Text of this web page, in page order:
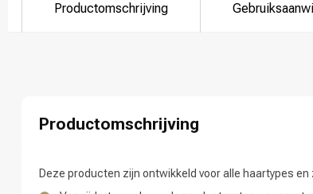
Welke
Productomschrijving
Productomschrijving
Deze producten zijn ontwikkeld voor alle haartypes